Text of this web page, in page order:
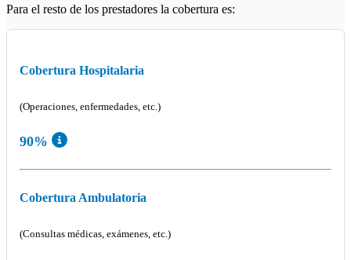
Para el resto de los prestadores la cobertura es:
Cobertura Hospitalaria
(Operaciones, enfermedades, etc.)
90%
Cobertura Ambulatoria
(Consultas médicas, exámenes, etc.)